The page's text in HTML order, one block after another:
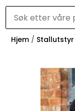
Hjem / Stallutstyr